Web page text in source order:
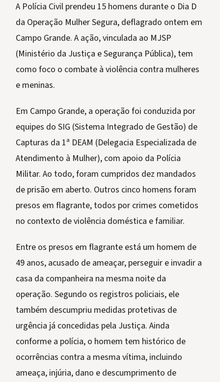
A Polícia Civil prendeu 15 homens durante o Dia D
da Operação Mulher Segura, deflagrado ontem em
Campo Grande. A ação, vinculada ao MJSP
(Ministério da Justiça e Segurança Pública), tem
como foco o combate à violência contra mulheres
e meninas.
Em Campo Grande, a operação foi conduzida por
equipes do SIG (Sistema Integrado de Gestão) de
Capturas da 1ª DEAM (Delegacia Especializada de
Atendimento à Mulher), com apoio da Polícia
Militar. Ao todo, foram cumpridos dez mandados
de prisão em aberto. Outros cinco homens foram
presos em flagrante, todos por crimes cometidos
no contexto de violência doméstica e familiar.
Entre os presos em flagrante está um homem de
49 anos, acusado de ameaçar, perseguir e invadir a
casa da companheira na mesma noite da
operação. Segundo os registros policiais, ele
também descumpriu medidas protetivas de
urgência já concedidas pela Justiça. Ainda
conforme a polícia, o homem tem histórico de
ocorrências contra a mesma vítima, incluindo
ameaça, injúria, dano e descumprimento de